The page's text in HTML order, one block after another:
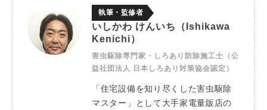
執筆・監修者
いしかわ けんいち（Ishikawa
Kenichi）
害虫駆除専門家・しろあり防除施工士（公
益社団法人 日本しろあり対策協会認定）
「住宅設備を知り尽くした害虫駆除
マスター」として大手家電量販店の